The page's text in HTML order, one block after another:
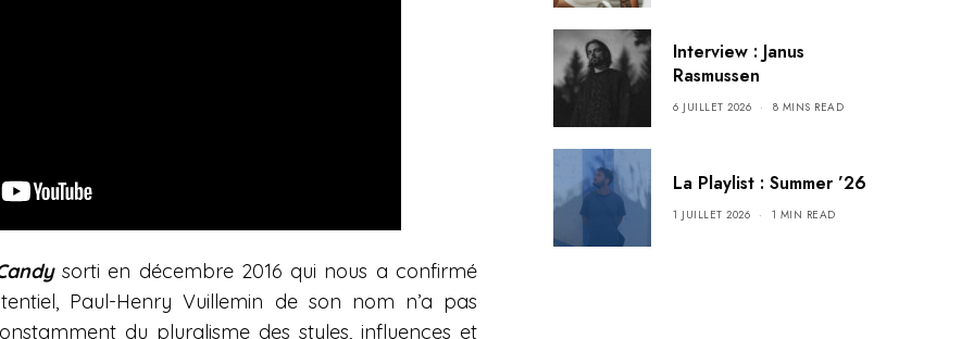
sorti en décembre 2016 qui nous a confirmé
Paul-Henry Vuillemin de son nom n’a pas
du pluralisme des styles, influences et
Interview : Janus
Rasmussen
6 JUILLET 2026 8 MINS READ
La Playlist : Summer ’26
1 JUILLET 2026 1 MIN READ